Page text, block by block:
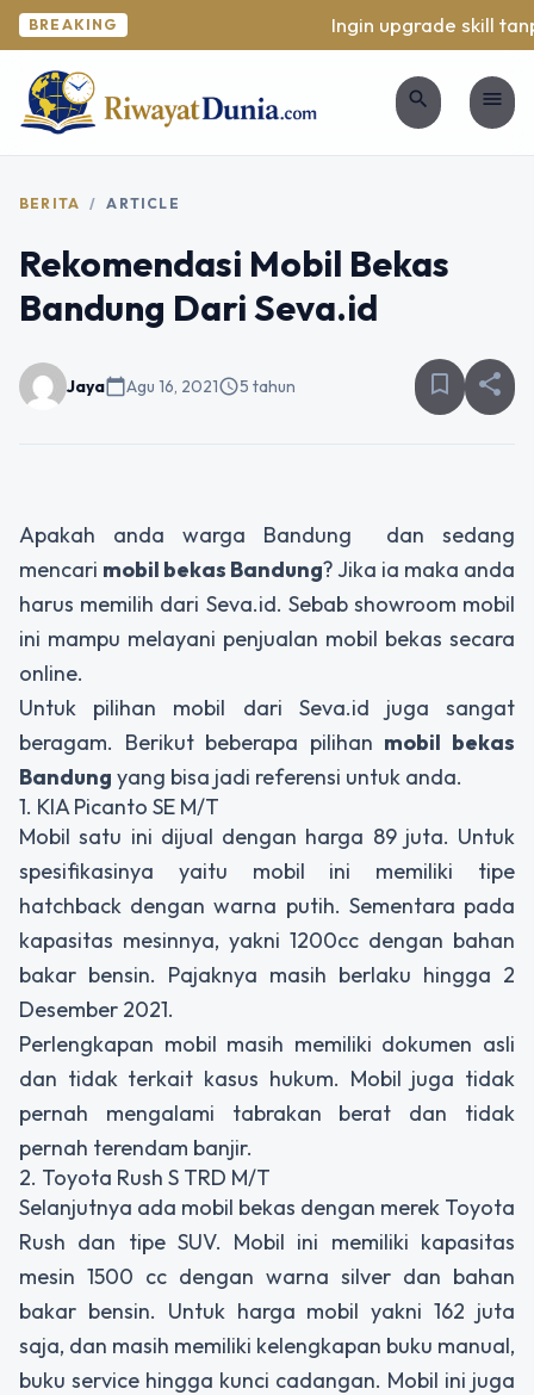
BREAKING Ingin upgrade skill
search menu
BERITA / ARTICLE
Rekomendasi Mobil Bekas
Bandung Dari Seva.id
Jayacalendar_todayAgu 16, 2021schedule5 tahun bookmark_border share
Apakah anda warga Bandung dan sedang
mencari mobil bekas Bandung? Jika ia maka anda
harus memilih dari Seva.id. Sebab showroom mobil
ini mampu melayani penjualan mobil bekas secara
online.
Untuk pilihan mobil dari Seva.id juga sangat
beragam. Berikut beberapa pilihan mobil bekas
Bandung yang bisa jadi referensi untuk anda.
1. KIA Picanto SE M/T
Mobil satu ini dijual dengan harga 89 juta. Untuk
spesifikasinya yaitu mobil ini memiliki tipe
hatchback dengan warna putih. Sementara pada
kapasitas mesinnya, yakni 1200cc dengan bahan
bakar bensin. Pajaknya masih berlaku hingga 2
Desember 2021.
Perlengkapan mobil masih memiliki dokumen asli
dan tidak terkait kasus hukum. Mobil juga tidak
pernah mengalami tabrakan berat dan tidak
pernah terendam banjir.
2. Toyota Rush S TRD M/T
Selanjutnya ada mobil bekas dengan merek Toyota
Rush dan tipe SUV. Mobil ini memiliki kapasitas
mesin 1500 cc dengan warna silver dan bahan
bakar bensin. Untuk harga mobil yakni 162 juta
saja, dan masih memiliki kelengkapan buku manual,
buku service hingga kunci cadangan. Mobil ini juga